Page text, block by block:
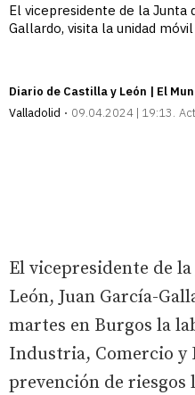
El vicepresidente de la Junta
Gallardo, visita la unidad
Diario de Castilla y León | El
Valladolid
09.04.2024 | 19:13
El vicepresidente de
León, Juan García-
martes en Burgos la
Industria, Comercio y
prevención de riesgos